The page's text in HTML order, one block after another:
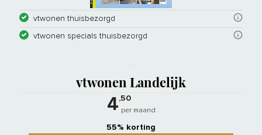
vtwonen thuisbezorgd
vtwonen specials thuisbezorgd
vtwonen Landelijk
4,50
per maand
55% korting